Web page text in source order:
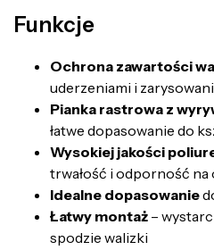
Funkcje
Ochrona zawartości
uderzeniami i
Pianka rastrowa z
łatwe dopasowanie do
Wysokiej jakości
trwałość i odporność na
Idealne dopasowanie
Łatwy montaż –
spodzie walizki